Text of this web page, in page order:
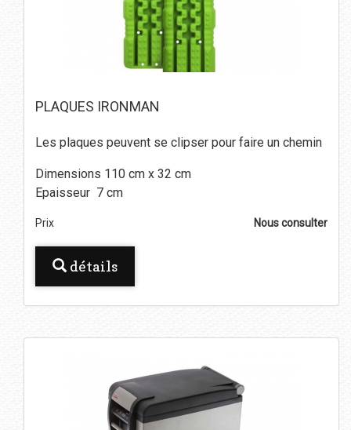
PLAQUES IRONMAN
Les plaques peuvent se clipser pour faire un chemin
Dimensions 110 cm x 32 cm
Epaisseur 7 cm
Prix Nous consulter
détails